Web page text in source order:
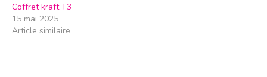
Coffret kraft T3
15 mai 2025
Article similaire